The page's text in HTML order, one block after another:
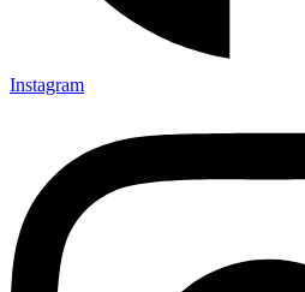
Instagram